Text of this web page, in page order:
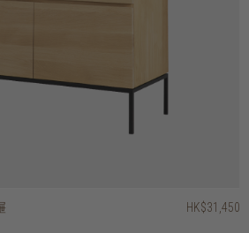
HK$31,450
HK$39,950
HK$13,450
HK$14,450
抽屜 HK$14,950
HK$11,950
HK$19,950
HK$19,950
HK$19,950
兩抽屜 HK$19,950